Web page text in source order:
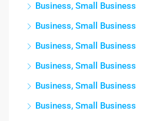
Business, Small Business
Business, Small Business
Business, Small Business
Business, Small Business
Business, Small Business
Business, Small Business